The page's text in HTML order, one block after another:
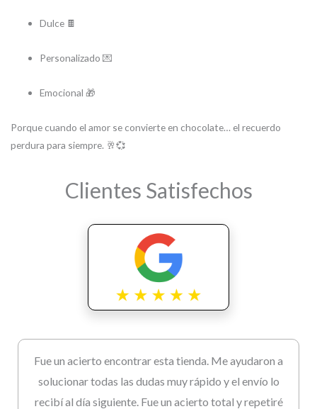
Dulce 🍫
Personalizado 💌
Emocional 🎁
Porque cuando el amor se convierte en chocolate… el recuerdo
perdura para siempre. 🥂💞
Clientes Satisfechos
Fue un acierto encontrar esta tienda. Me ayudaron a
solucionar todas las dudas muy rápido y el envío lo
recibí al día siguiente. Fue un acierto total y repetiré